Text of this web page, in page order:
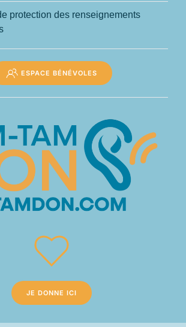
protection des renseignements
ESPACE BÉNÉVOLES
JE DONNE ICI